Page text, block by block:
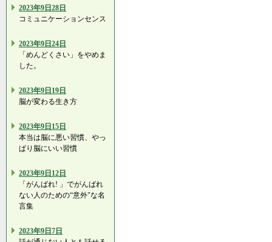
2023年9日28日
コミュニケーションセンス
2023年9日24日
「めんどくさい」をやめま
した。
2023年9日19日
脳が変わる生き方
2023年9日15日
本当は脳に悪い習慣、やっ
ぱり脳にいい習慣
2023年9日12日
「がんばれ! 」でがんばれ
ない人のための“意外"な名
言集
2023年9日7日